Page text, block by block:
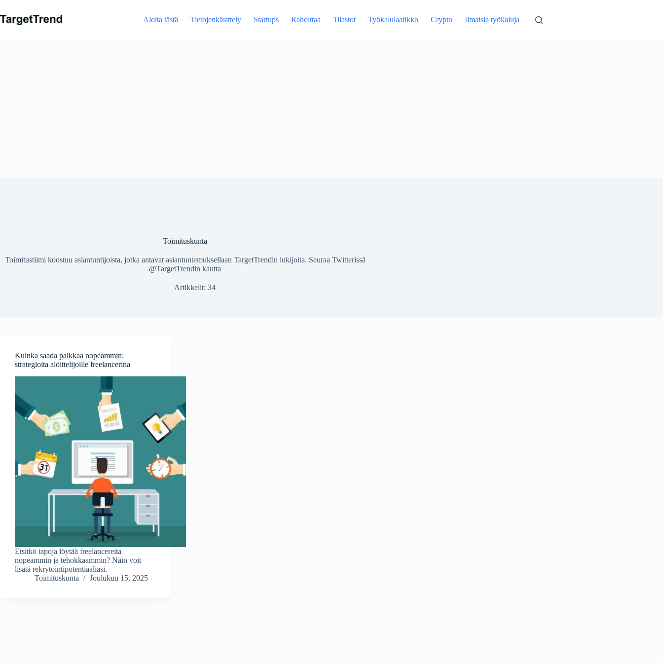
Aloita tästä
Tietojenkäsittely Startups Rahoittaa Tilastot Työkalulaatikko Crypto Ilmaisia ​​työkaluja
Toimituskunta
Toimitustiimi koostuu asiantuntijoista, jotka antavat asiantuntemuksellaan TargetTrendin lukijoita. Seuraa Twitterissä
@TargetTrendin kautta
Artikkelit: 34
Kuinka saada palkkaa nopeammin:
strategioita aloittelijoille freelancerina
Etsitkö tapoja löytää freelancereita
nopeammin ja tehokkaammin? Näin voit
lisätä rekrytointipotentiaaliasi.
Toimituskunta
Joulukuu 15, 2025